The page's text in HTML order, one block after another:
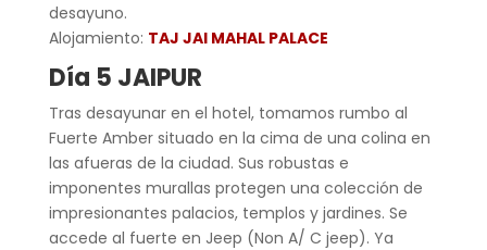
desayuno.
Alojamiento: TAJ JAI MAHAL PALACE
Día 5 JAIPUR
Tras desayunar en el hotel, tomamos rumbo al
Fuerte Amber situado en la cima de una colina en
las afueras de la ciudad. Sus robustas e
imponentes murallas protegen una colección de
impresionantes palacios, templos y jardines. Se
accede al fuerte en Jeep (Non A/ C jeep). Ya